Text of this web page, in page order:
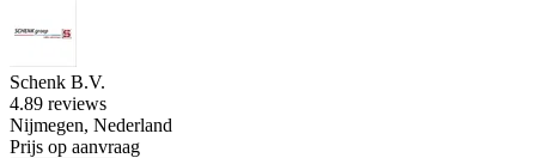
Schenk B.V.
4.89 reviews
Nijmegen, Nederland
Prijs op aanvraag